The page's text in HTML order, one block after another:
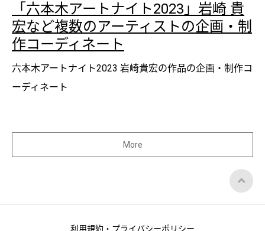
「六本木アートナイト2023」岩崎 貴
宏など複数のアーティストの企画・制
作コーディネート
六本木アートナイト2023 岩崎貴宏の作品の企画・制作コ
ーディネート
More
利用規約・プライバシーポリシー